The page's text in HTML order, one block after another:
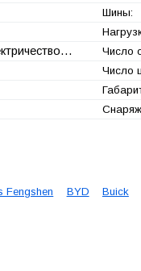
Шины:
Число
Число
Fengshen BYD Buick